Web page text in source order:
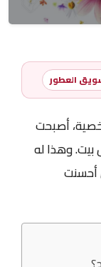
العطور
أصبحت
وهذا له
أحسنت